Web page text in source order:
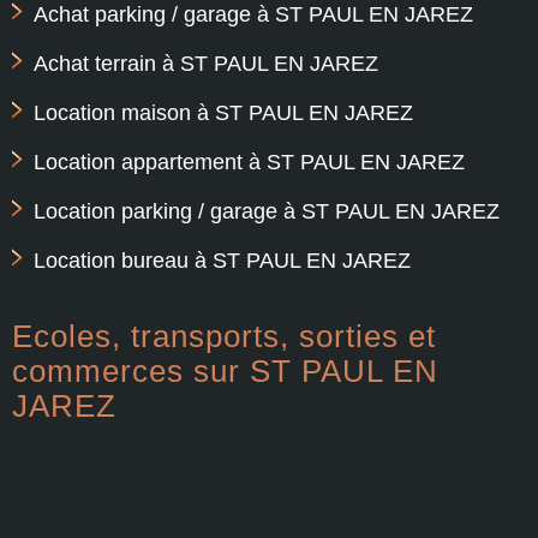
Achat parking / garage à ST PAUL EN JAREZ
Achat terrain à ST PAUL EN JAREZ
Location maison à ST PAUL EN JAREZ
Location appartement à ST PAUL EN JAREZ
Location parking / garage à ST PAUL EN JAREZ
Location bureau à ST PAUL EN JAREZ
Ecoles, transports, sorties et
commerces sur ST PAUL EN
JAREZ